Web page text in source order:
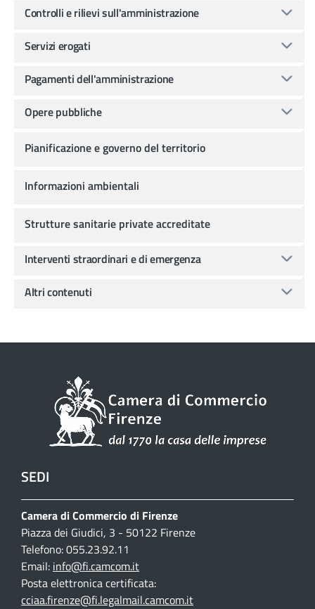
Controlli e rilievi sull'amministrazione
Servizi erogati
Pagamenti dell'amministrazione
Opere pubbliche
Pianificazione e governo del territorio
Informazioni ambientali
Strutture sanitarie private accreditate
Interventi straordinari e di emergenza
Altri contenuti
SEDI
Camera di Commercio di Firenze
Piazza dei Giudici, 3 - 50122 Firenze
Telefono: 055.23.92.11
Email: info@fi.camcom.it
Posta elettronica certificata:
cciaa.firenze@fi.legalmail.camcom.it